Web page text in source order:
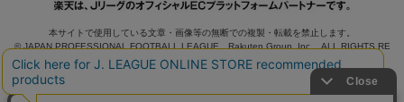
本サイトで使用している文章・画像等の無断での複製・転載を禁止します。
© JAPAN PROFESSIONAL FOOTBALL LEAGUE Rakuten Group, Inc. ALL RIGHTS RE
SERVED.